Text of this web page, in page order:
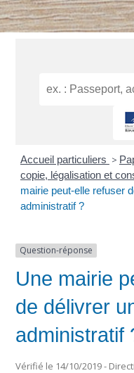
Accueil particuliers >
copie, légalisation et
mairie peut-elle refuser
administratif ?
Question-réponse
Une mairie
de délivrer
administratif
Vérifié le 14/10/2019 -